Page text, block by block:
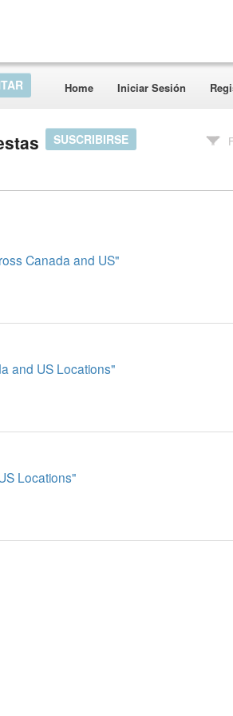
Home Iniciar Sesión
SUSCRIBIRSE
Canada and US"
and US Locations"
Locations"